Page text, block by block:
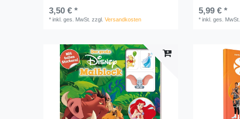
3,50 € *
*inkl. ges. MwSt. zzgl.Versandkosten
5,99 € *
*inkl. ges. MwSt.